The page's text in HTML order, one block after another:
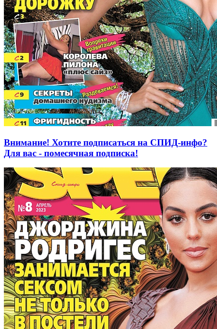
Внимание! Хотите подписаться на СПИД-инфо?
Для вас - помесячная подписка!